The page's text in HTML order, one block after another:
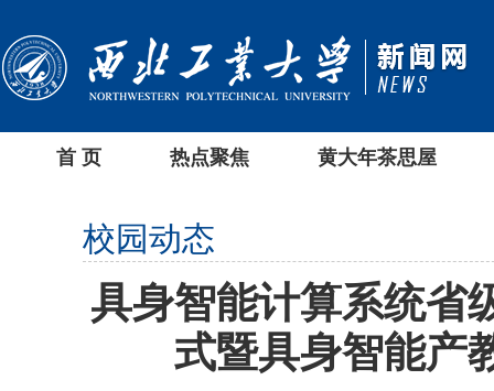
首 页 热点聚焦 黄大年茶思屋
校园动态
具身智能计算系统省
式暨具身智能产